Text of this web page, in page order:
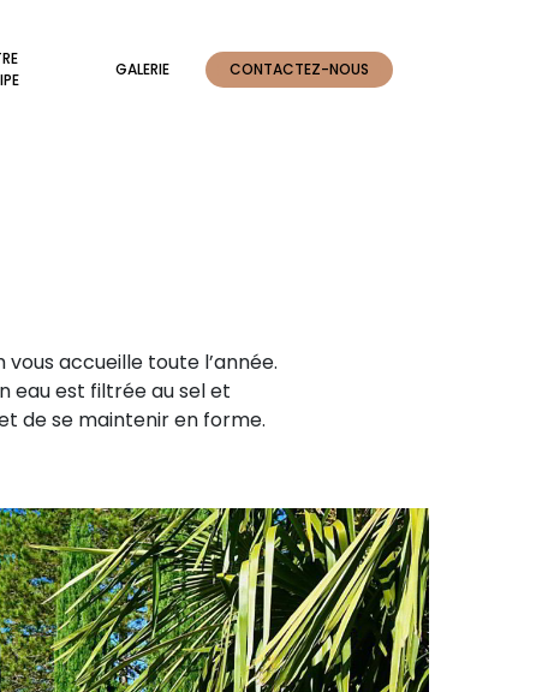
GALERIE CONTACTEZ-NOUS
vous accueille toute l’année.
eau est filtrée au sel et
de se maintenir en forme.